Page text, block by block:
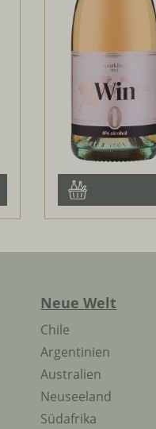
Neue Welt
Chile
Argentinien
Australien
Neuseeland
Südafrika